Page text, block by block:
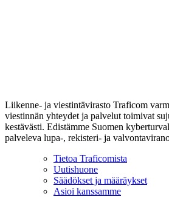
Liikenne- ja viestintävirasto Traficom
viestinnän yhteydet ja palvelut toimivat
kestävästi. Edistämme Suomen
palveleva lupa-, rekisteri- ja
Tietoa Traficomista
Uutishuone
Säädökset ja määräykset
Asioi kanssamme